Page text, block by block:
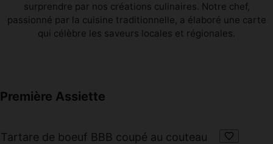
surprendre par nos créations culinaires. Notre chef,
passionné par la cuisine traditionnelle, a élaboré une carte
qui célèbre les saveurs locales et régionales.
Première Assiette
Tartare de boeuf BBB coupé au couteau